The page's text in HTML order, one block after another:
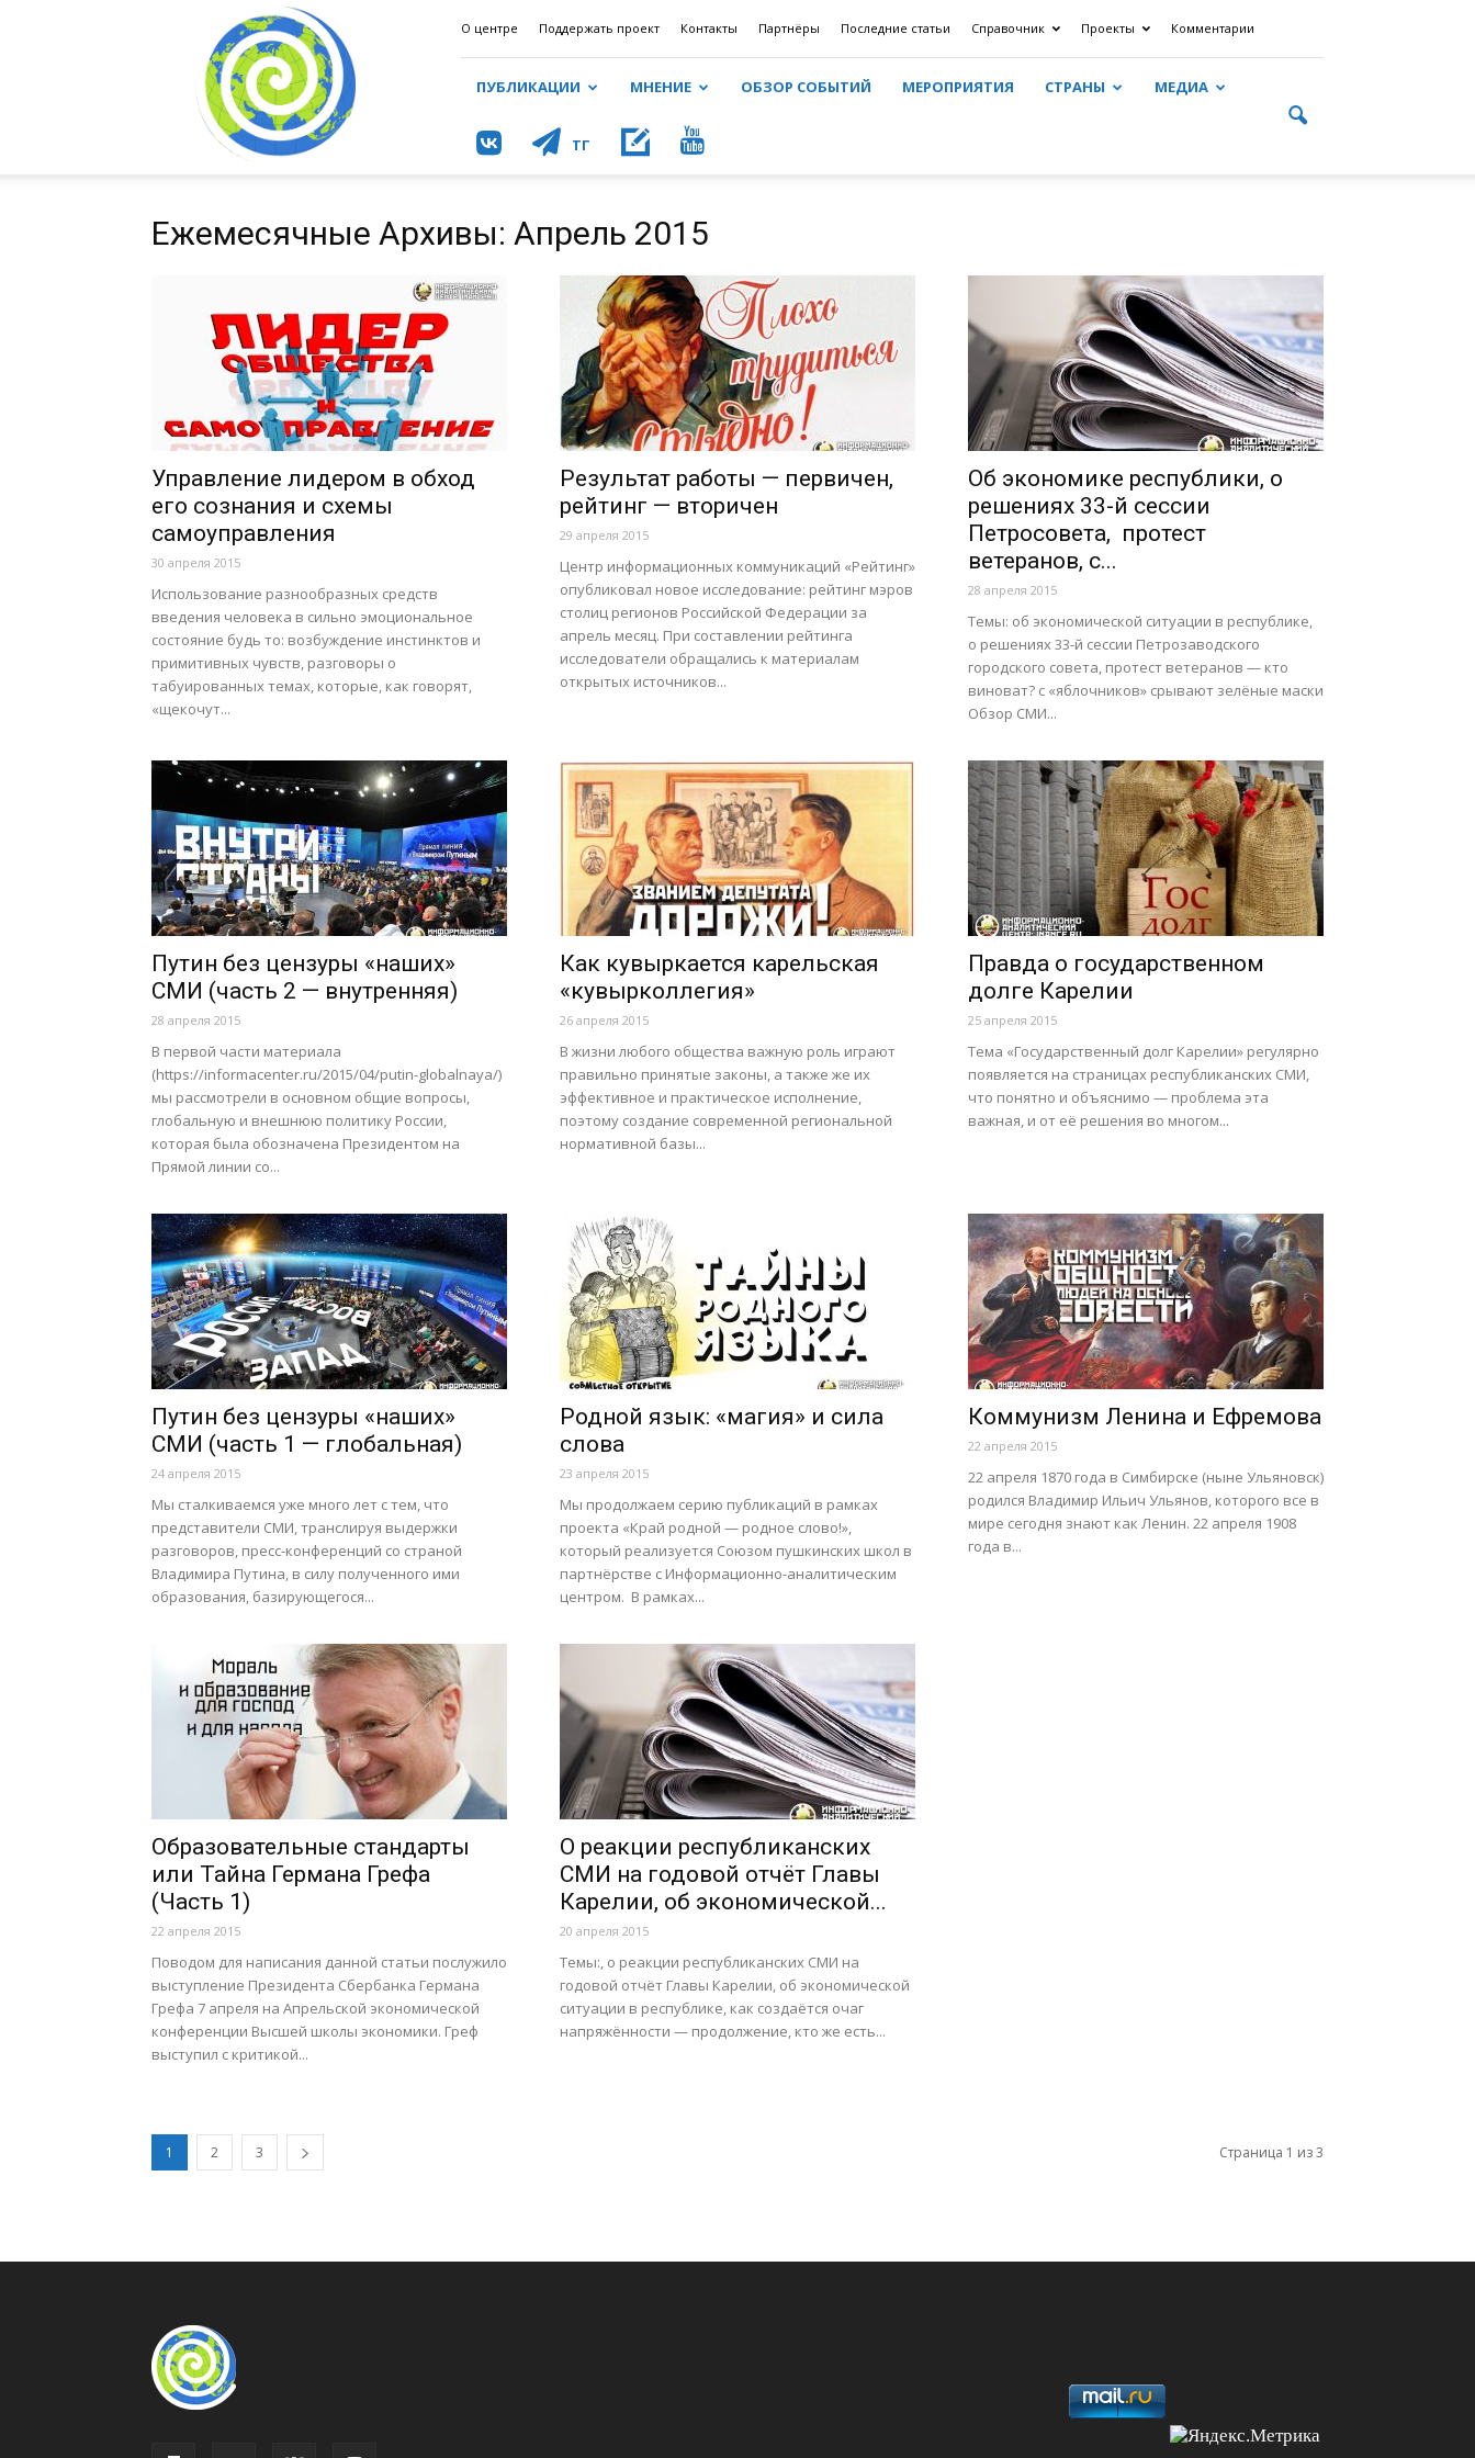
ИнформаЦентр
О центре Поддержать проект Контакты Партнёры Последние статьи Справочник Проекты Комментарии
ПУБЛИКАЦИИ МНЕНИЕ ОБЗОР СОБЫТИЙ МЕРОПРИЯТИЯ СТРАНЫ МЕДИА
ТГ КОНТ
Ежемесячные Архивы: Апрель 2015
Управление лидером в обход
его сознания и схемы
самоуправления
30 апреля 2015
Использование разнообразных средств
введения человека в сильно эмоциональное
состояние будь то: возбуждение инстинктов и
примитивных чувств, разговоры о
табуированных темах, которые, как говорят,
«щекочут...
Результат работы — первичен,
рейтинг — вторичен
29 апреля 2015
Центр информационных коммуникаций «Рейтинг»
опубликовал новое исследование: рейтинг мэров
столиц регионов Российской Федерации за
апрель месяц. При составлении рейтинга
исследователи обращались к материалам
открытых источников...
Об экономике республики, о
решениях 33-й сессии
Петросовета, протест
ветеранов, с...
28 апреля 2015
Темы: об экономической ситуации в республике,
о решениях 33-й сессии Петрозаводского
городского совета, протест ветеранов — кто
виноват? с «яблочников» срывают зелёные маски
Обзор СМИ...
Путин без цензуры «наших»
СМИ (часть 2 — внутренняя)
28 апреля 2015
В первой части материала
(https://informacenter.ru/2015/04/putin-globalnaya/)
мы рассмотрели в основном общие вопросы,
глобальную и внешнюю политику России,
которая была обозначена Президентом на
Прямой линии со...
Как кувыркается карельская
«кувырколлегия»
26 апреля 2015
В жизни любого общества важную роль играют
правильно принятые законы, а также же их
эффективное и практическое исполнение,
поэтому создание современной региональной
нормативной базы...
Правда о государственном
долге Карелии
25 апреля 2015
Тема «Государственный долг Карелии» регулярно
появляется на страницах республиканских СМИ,
что понятно и объяснимо — проблема эта
важная, и от её решения во многом...
Путин без цензуры «наших»
СМИ (часть 1 — глобальная)
24 апреля 2015
Мы сталкиваемся уже много лет с тем, что
представители СМИ, транслируя выдержки
разговоров, пресс-конференций со страной
Владимира Путина, в силу полученного ими
образования, базирующегося...
Родной язык: «магия» и сила
слова
23 апреля 2015
Мы продолжаем серию публикаций в рамках
проекта «Край родной — родное слово!»,
который реализуется Союзом пушкинских школ в
партнёрстве с Информационно-аналитическим
центром. В рамках...
Коммунизм Ленина и Ефремова
22 апреля 2015
22 апреля 1870 года в Симбирске (ныне Ульяновск)
родился Владимир Ильич Ульянов, которого все в
мире сегодня знают как Ленин. 22 апреля 1908
года в...
Образовательные стандарты
или Тайна Германа Грефа
(Часть 1)
22 апреля 2015
Поводом для написания данной статьи послужило
выступление Президента Сбербанка Германа
Грефа 7 апреля на Апрельской экономической
конференции Высшей школы экономики. Греф
выступил с критикой...
О реакции республиканских
СМИ на годовой отчёт Главы
Карелии, об экономической...
20 апреля 2015
Темы:, о реакции республиканских СМИ на
годовой отчёт Главы Карелии, об экономической
ситуации в республике, как создаётся очаг
напряжённости — продолжение, кто же есть...
1 2 3 Страница 1 из 3